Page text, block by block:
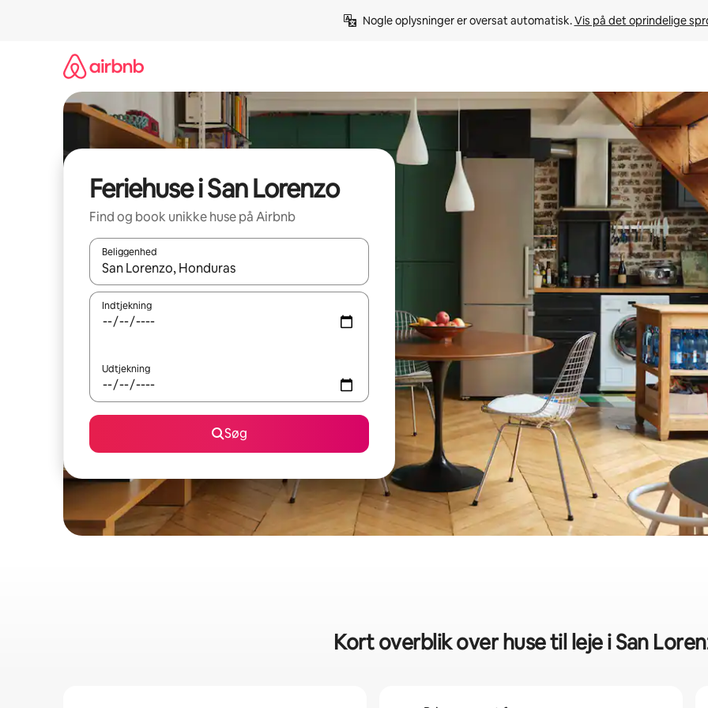
Nogle oplysninger er oversat automatisk. Vis på det oprindelige
Feriehuse i San Lorenzo
Find og book unikke huse på Airbnb
Beliggenhed
Når resultaterne er tilgængelige, skal du navigere med piletasterne op og ned eller se mere ved at trykke eller stryge.
Indtjekning
Udtjekning
Søg
Kort overblik over huse til leje i San